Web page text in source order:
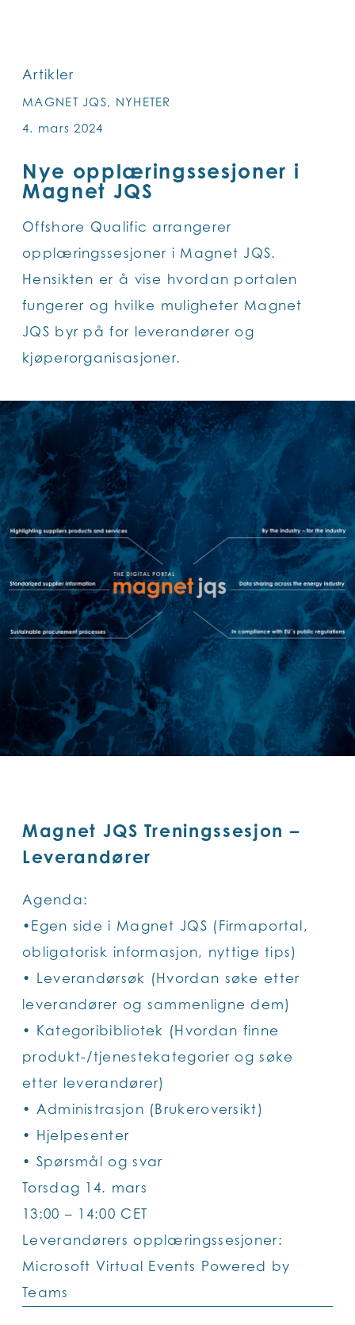
Artikler
MAGNET JQS, NYHETER
4. mars 2024
Nye opplæringssesjoner i
Magnet JQS
Offshore Qualific arrangerer
opplæringssesjoner i Magnet JQS.
Hensikten er å vise hvordan portalen
fungerer og hvilke muligheter Magnet
JQS byr på for leverandører og
kjøperorganisasjoner.
Magnet JQS Treningssesjon –
Leverandører
Agenda:
•Egen side i Magnet JQS (Firmaportal,
obligatorisk informasjon, nyttige tips)
• Leverandørsøk (Hvordan søke etter
leverandører og sammenligne dem)
• Kategoribibliotek (Hvordan finne
produkt-/tjenestekategorier og søke
etter leverandører)
• Administrasjon (Brukeroversikt)
• Hjelpesenter
• Spørsmål og svar
Torsdag 14. mars
13:00 – 14:00 CET
Leverandørers opplæringssesjoner:
Microsoft Virtual Events Powered by
Teams